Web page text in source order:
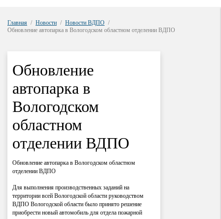
Главная Новости
Новости ВДПО
Обновление автопарка в Вологодском областном отделении ВДПО
Обновление
автопарка в
Вологодском
областном
отделении ВДПО
Обновление автопарка в Вологодском областном
отделении ВДПО
Для выполнения производственных заданий на
территории всей Вологодской области руководством
ВДПО Вологодской области было принято решение
приобрести новый автомобиль для отдела пожарной